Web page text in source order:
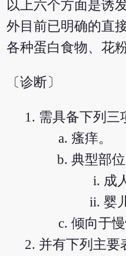
以上六个方面是诱
外目前已明确的直
各种蛋白食物、花
〔诊断〕
需具备下列三
瘙痒。
典型部
成
婴
倾向于
并有下列主要